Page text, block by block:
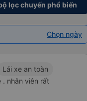
lọc chuyến phổ biến
Chọn ngày
Lái xe an toàn
. nhân viên rất